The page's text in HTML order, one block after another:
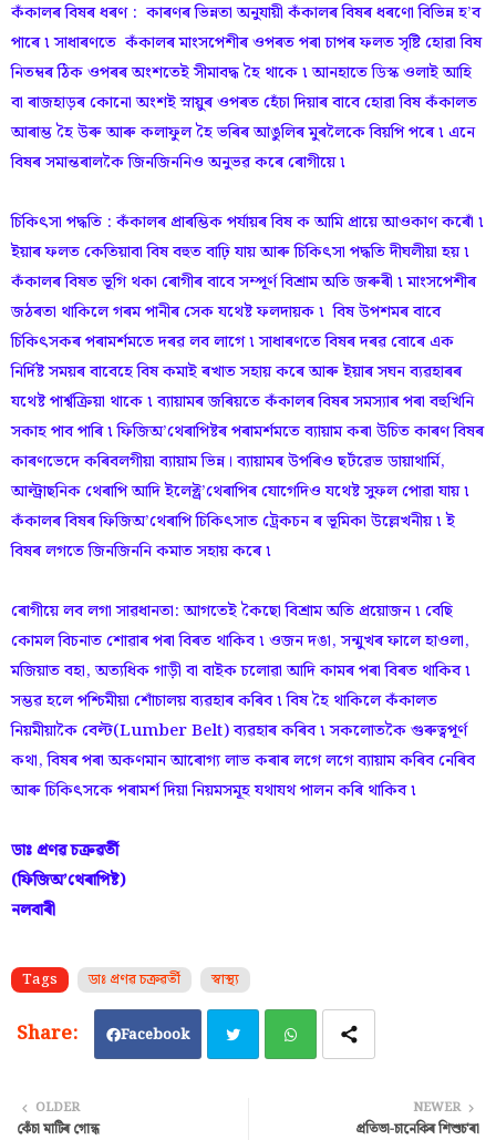
কঁকালৰ বিষৰ ধৰণ : কাৰণৰ ভিন্নতা অনুযায়ী কঁকালৰ বিষৰ ধৰণো বিভিন্ন হ’ব
পাৰে ৷ সাধাৰণতে কঁকালৰ মাংসপেশীৰ ওপৰত পৰা চাপৰ ফলত সৃষ্টি হোৱা বিষ
নিতম্বৰ ঠিক ওপৰৰ অংশতেই সীমাবদ্ধ হৈ থাকে ৷ আনহাতে ডিস্ক ওলাই আহি
বা ৰাজহাড়ৰ কোনো অংশই স্নায়ুৰ ওপৰত হেঁচা দিয়াৰ বাবে হোৱা বিষ কঁকালত
আৰাম্ভ হৈ উৰু আৰু কলাফুল হৈ ভৰিৰ আঙুলিৰ মুৰলৈকে বিয়পি পৰে ৷ এনে
বিষৰ সমান্তৰালকৈ জিনজিননিও অনুভৱ কৰে ৰোগীয়ে ৷
চিকিৎসা পদ্ধতি : কঁকালৰ প্ৰাৰম্ভিক পৰ্যায়ৰ বিষ ক আমি প্ৰায়ে আওকাণ কৰোঁ ৷
ইয়াৰ ফলত কেতিয়াবা বিষ বহুত বাঢ়ি যায় আৰু চিকিৎসা পদ্ধতি দীঘলীয়া হয় ৷
কঁকালৰ বিষত ভূগি থকা ৰোগীৰ বাবে সম্পূৰ্ণ বিশ্ৰাম অতি জৰুৰী ৷ মাংসপেশীৰ
জঠৰতা থাকিলে গৰম পানীৰ সেক যথেষ্ট ফলদায়ক ৷ বিষ উপশমৰ বাবে
চিকিৎসকৰ পৰামৰ্শমতে দৰৱ লব লাগে ৷ সাধাৰণতে বিষৰ দৰৱ বোৰে এক
নিৰ্দিষ্ট সময়ৰ বাবেহে বিষ কমাই ৰখাত সহায় কৰে আৰু ইয়াৰ সঘন ব্যৱহাৰৰ
যথেষ্ট পাৰ্শ্বক্ৰিয়া থাকে ৷ ব্যায়ামৰ জৰিয়তে কঁকালৰ বিষৰ সমস্যাৰ পৰা বহুখিনি
সকাহ পাব পাৰি ৷ ফিজিঅ’থেৰাপিষ্টৰ পৰামৰ্শমতে ব্যায়াম কৰা উচিত কাৰণ বিষৰ
কাৰণভেদে কৰিবলগীয়া ব্যায়াম ভিন্ন। ব্যায়ামৰ উপৰিও ছৰ্টৱেভ ডায়াথাৰ্মি,
আল্ট্ৰাছনিক থেৰাপি আদি ইলেক্ট্ৰ’থেৰাপিৰ যোগেদিও যথেষ্ট সুফল পোৱা যায় ৷
কঁকালৰ বিষৰ ফিজিঅ’থেৰাপি চিকিৎসাত ট্ৰেকচন ৰ ভূমিকা উল্লেখনীয় ৷ ই
বিষৰ লগতে জিনজিননি কমাত সহায় কৰে ৷
ৰোগীয়ে লব লগা সাৱধানতা: আগতেই কৈছো বিশ্ৰাম অতি প্ৰয়োজন ৷ বেছি
কোমল বিচনাত শোৱাৰ পৰা বিৰত থাকিব ৷ ওজন দঙা, সন্মুখৰ ফালে হাওলা,
মজিয়াত বহা, অত্যধিক গাড়ী বা বাইক চলোৱা আদি কামৰ পৰা বিৰত থাকিব ৷
সম্ভৱ হলে পশ্চিমীয়া শোঁচালয় ব্যৱহাৰ কৰিব ৷ বিষ হৈ থাকিলে কঁকালত
নিয়মীয়াকৈ বেল্ট(Lumber Belt) ব্যৱহাৰ কৰিব ৷ সকলোতকৈ গুৰুত্বপূৰ্ণ
কথা, বিষৰ পৰা অকণমান আৰোগ্য লাভ কৰাৰ লগে লগে ব্যায়াম কৰিব নেৰিব
আৰু চিকিৎসকে পৰামৰ্শ দিয়া নিয়মসমূহ যথাযথ পালন কৰি থাকিব ৷
ডাঃ প্ৰণৱ চক্ৰৱৰ্তী
(ফিজিঅ’থেৰাপিষ্ট)
নলবাৰী
Tags ডাঃ প্ৰণৱ চক্ৰৱৰ্তী স্বাস্থ্য
Facebook
NEWER
প্ৰতিভা-চানেকিৰ শিশুচ'ৰা
OLDER
কেঁচা মাটিৰ গোন্ধ